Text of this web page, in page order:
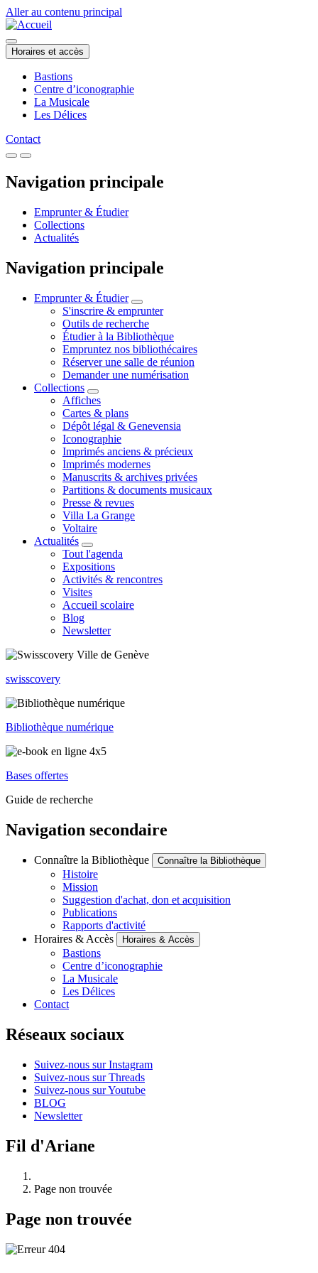
Aller au contenu principal
Horaires et accès
Bastions
Centre d’iconographie
La Musicale
Les Délices
Contact
Navigation principale
Emprunter & Étudier
Collections
Actualités
Navigation principale
Emprunter & Étudier
S'inscrire & emprunter
Outils de recherche
Étudier à la Bibliothèque
Empruntez nos bibliothécaires
Réserver une salle de réunion
Demander une numérisation
Collections
Affiches
Cartes & plans
Dépôt légal & Genevensia
Iconographie
Imprimés anciens & précieux
Imprimés modernes
Manuscrits & archives privées
Partitions & documents musicaux
Presse & revues
Villa La Grange
Voltaire
Actualités
Tout l'agenda
Expositions
Activités & rencontres
Visites
Accueil scolaire
Blog
Newsletter
swisscovery
Bibliothèque numérique
Bases offertes
Guide de recherche
Navigation secondaire
Connaître la Bibliothèque Connaître la Bibliothèque
Histoire
Mission
Suggestion d'achat, don et acquisition
Publications
Rapports d'activité
Horaires & Accès
Horaires & Accès
Bastions
Centre d’iconographie
La Musicale
Les Délices
Contact
Réseaux sociaux
Suivez-nous sur Instagram
Suivez-nous sur Threads
Suivez-nous sur Youtube
BLOG
Newsletter
Fil d'Ariane
Page non trouvée
Page non trouvée